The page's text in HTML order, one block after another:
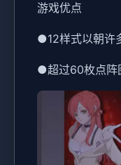
游戏优点
●12样式以朝许
●超过60枚点阵